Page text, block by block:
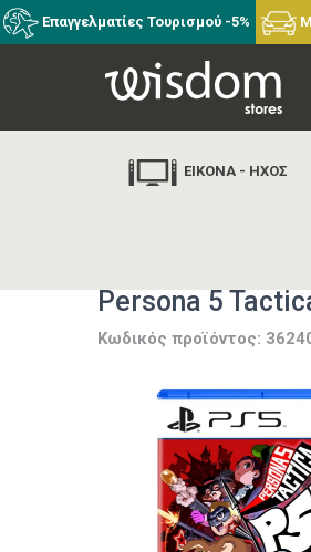
Επαγγελματίες Τουρισμού -5%
ΕΙΚΟΝΑ - ΗΧΟΣ
Persona 5
Κωδικός προϊόντος: